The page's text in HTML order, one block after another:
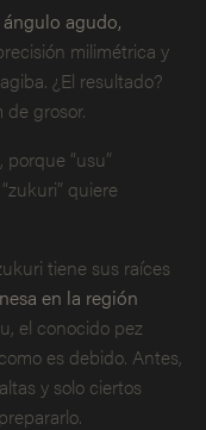
ángulo agudo,
milimétrica y
¿El resultado?
grosor.
“usu”
quiere
tiene sus raíces
en la región
el conocido pez
es debido. Antes,
y solo ciertos